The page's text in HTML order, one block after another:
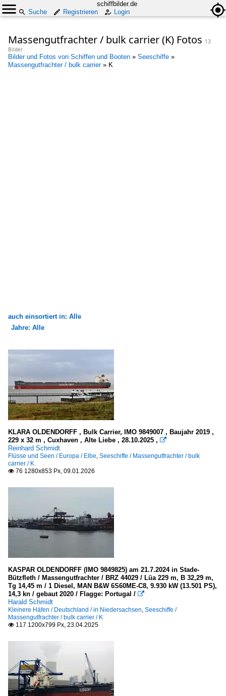
schiffbilder.de
Suche
Registrieren Login
Massengutfrachter / bulk carrier (K) Fotos 13
Bilder
Bilder und Fotos von Schiffen und Booten » Seeschiffe »
Massengutfrachter / bulk carrier» K
auch einsortiert in: Alle
Deutschland
Weser und Nebenflüsse
Elbe
Kleinere Häfen
Deutschland
Seehäfen
Deutschland
Bremen
Hamburg
Swinoujscie/Swinemünde
Sonstiges
Jahre: Alle
Alle Jahre
2008
2009
2010
2010
2011
2013
2016
2017
2020
2022
2023
2024
KLARA OLDENDORFF , Bulk Carrier, IMO 9849007 , Baujahr 2019 ,
229 x 32 m , Cuxhaven , Alte Liebe , 28.10.2025 , 
Reinhard Schmidt
Flüsse und Seen / Europa / Elbe, Seeschiffe / Massengutfrachter / bulk
carrier / K
 76 1280x853 Px, 09.01.2026
KASPAR OLDENDORFF (IMO 9849825) am 21.7.2024 in Stade-
Bützfleth / Massengutfrachter / BRZ 44029 / Lüa 229 m, B 32,29 m,
Tg 14,45 m / 1 Diesel, MAN B&W 6S60ME-C8, 9.930 kW (13.501 PS),
14,3 kn / gebaut 2020 / Flagge: Portugal / 
Harald Schmidt
Kleinere Häfen / Deutschland / in Niedersachsen, Seeschiffe /
Massengutfrachter / bulk carrier / K
 117 1200x799 Px, 23.04.2025